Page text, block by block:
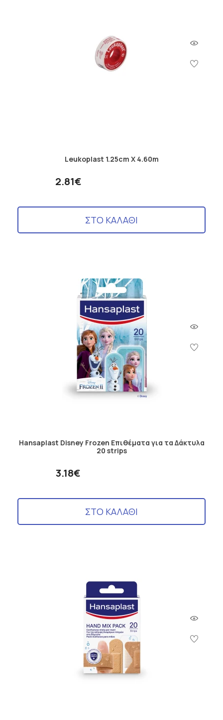
Leukoplast 1.25cm X 4.60m
2.81€
ΣΤΟ ΚΑΛΑΘΙ
Hansaplast Disney Frozen Επιθέματα για τα Δάκτυλα
20 strips
3.18€
ΣΤΟ ΚΑΛΑΘΙ